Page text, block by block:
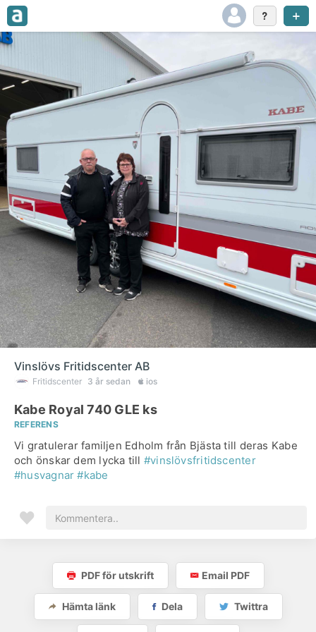
Vinslövs Fritidscenter AB
Fritidscenter 3 år sedan ios
Kabe Royal 740 GLE ks
REFERENS
Vi gratulerar familjen Edholm från Bjästa till deras Kabe
och önskar dem lycka till #vinslövsfritidscenter
#husvagnar #kabe
PDF för utskrift Email PDF
Hämta länk Dela Twittra